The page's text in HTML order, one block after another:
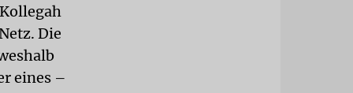
Die
eines –